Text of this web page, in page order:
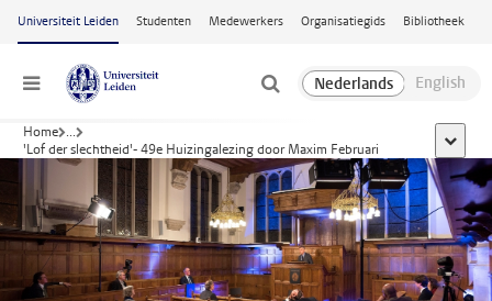
Ga naar hoofdinhoud
Universiteit Leiden Studenten Medewerkers Organisatiegids Bibliotheek
Menu
Home ...
'Lof der slechtheid'- 49e Huizingalezing door Maxim Februari
toon